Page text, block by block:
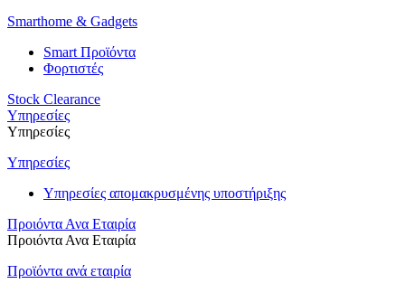
Smarthome & Gadgets
Smart Προϊόντα
Φορτιστές
Stock Clearance
Υπηρεσίες
Υπηρεσίες
Υπηρεσίες
Υπηρεσίες απομακρυσμένης υποστήριξης
Προιόντα Ανα Εταιρία
Προιόντα Ανα Εταιρία
Προϊόντα ανά εταιρία